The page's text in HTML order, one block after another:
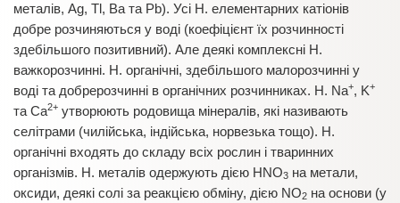
металів, Ag, Tl, Ba та Pb). Усі Н. елементарних катіонів
добре розчиняються у воді (коефіцієнт їх розчинності
здебільшого позитивний). Але деякі комплексні Н.
важкорозчинні. Н. органічні, здебільшого малорозчинні у
воді та добрерозчинні в органічних розчинниках. Н. Na+, K+
та Са2+ утворюють родовища мінералів, які називають
селітрами (чилійська, індійська, норвезька тощо). Н.
органічні входять до складу всіх рослин і тваринних
організмів. Н. металів одержують дією HNO3 на метали,
оксиди, деякі солі за реакцією обміну, дією NO2 на основи (у